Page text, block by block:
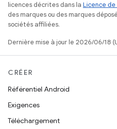
licences décrites dans la Licence de
des marques ou des marques
sociétés affiliées.
Dernière mise à jour le 2026/06/18
CRÉER
Référentiel Android
Exigences
Téléchargement